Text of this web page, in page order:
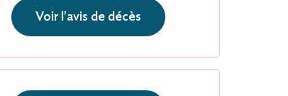
Voir l'avis de décès